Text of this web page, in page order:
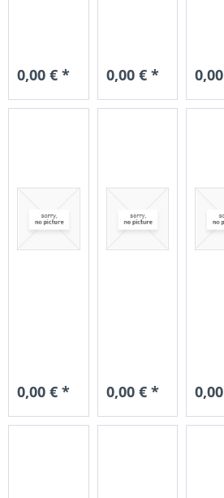
0,00 € * 0,00 € *
0,00 € * 0,00 € *